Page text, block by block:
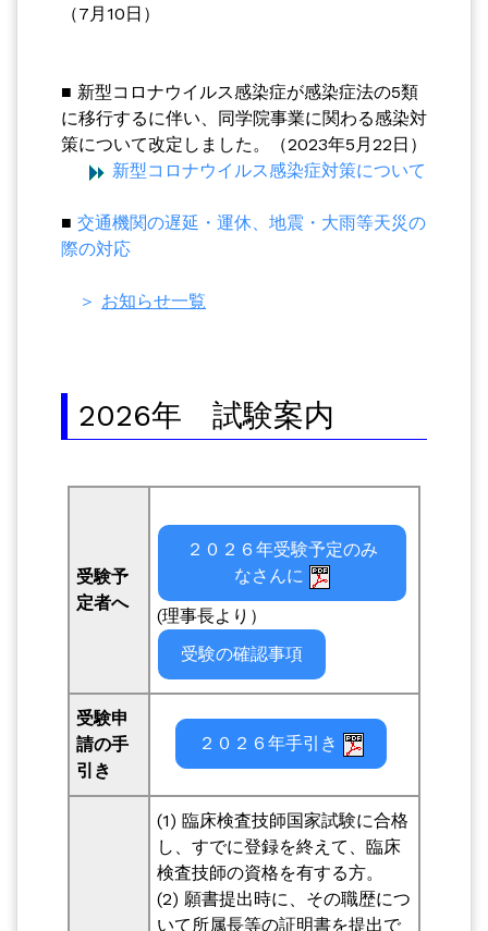
（7月10日）
■ 新型コロナウイルス感染症が感染症法の5類
に移行するに伴い、同学院事業に関わる感染対
策について改定しました。（2023年5月22日）
新型コロナウイルス感染症対策について
■ 交通機関の遅延・運休、地震・大雨等天災の
際の対応
＞ お知らせ一覧
2026年 試験案内
受験予
定者へ
２０２６年受験予定のみ
なさんに
(理事長より）
受験の確認事項
受験申
請の手
引き
２０２６年手引き
(1) 臨床検査技師国家試験に合格
し、すでに登録を終えて、臨床
検査技師の資格を有する方。
(2) 願書提出時に、その職歴につ
いて所属長等の証明書を提出で